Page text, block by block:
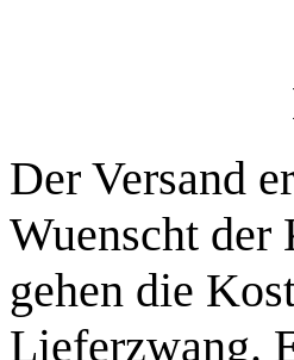
Der Versand
Wuenscht der
gehen die
Lieferzwang.